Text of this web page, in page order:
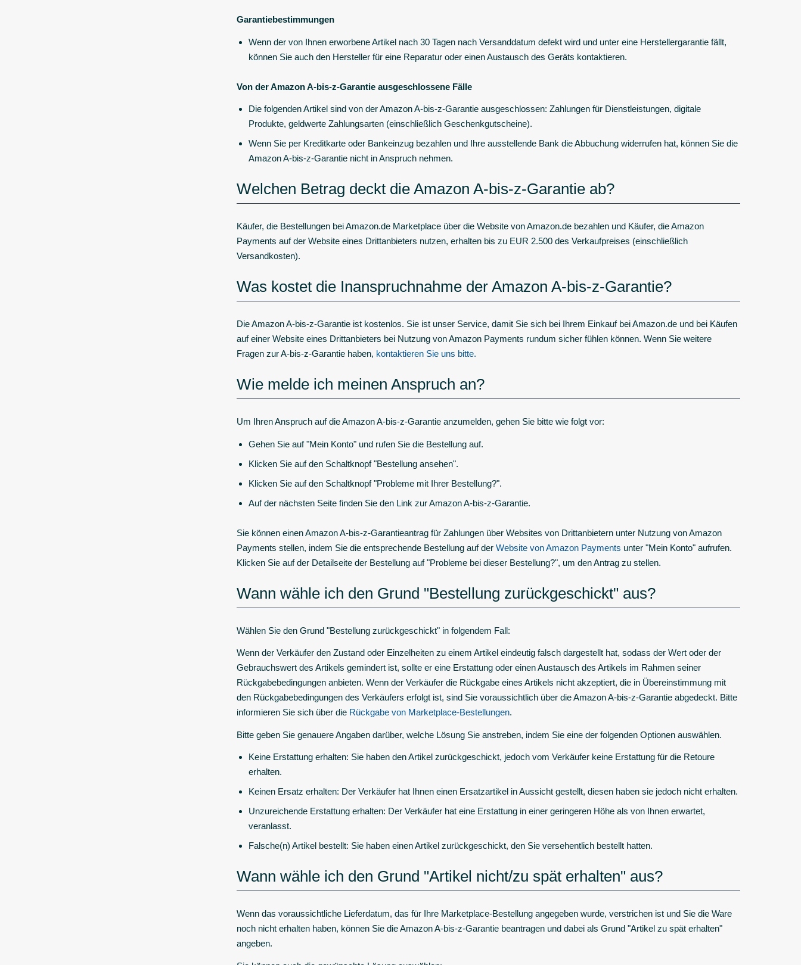
Garantiebestimmungen
Wenn der von Ihnen erworbene Artikel nach 30 Tagen nach Versanddatum defekt wird und unter eine Herstellergarantie fällt,
können Sie auch den Hersteller für eine Reparatur oder einen Austausch des Geräts kontaktieren.
Von der Amazon A-bis-z-Garantie ausgeschlossene Fälle
Die folgenden Artikel sind von der Amazon A-bis-z-Garantie ausgeschlossen: Zahlungen für Dienstleistungen, digitale
Produkte, geldwerte Zahlungsarten (einschließlich Geschenkgutscheine).
Wenn Sie per Kreditkarte oder Bankeinzug bezahlen und Ihre ausstellende Bank die Abbuchung widerrufen hat, können Sie die
Amazon A-bis-z-Garantie nicht in Anspruch nehmen.
Welchen Betrag deckt die Amazon A-bis-z-Garantie ab?
Käufer, die Bestellungen bei Amazon.de Marketplace über die Website von Amazon.de bezahlen und Käufer, die Amazon
Payments auf der Website eines Drittanbieters nutzen, erhalten bis zu EUR 2.500 des Verkaufpreises (einschließlich
Versandkosten).
Was kostet die Inanspruchnahme der Amazon A-bis-z-Garantie?
Die Amazon A-bis-z-Garantie ist kostenlos. Sie ist unser Service, damit Sie sich bei Ihrem Einkauf bei Amazon.de und bei Käufen
auf einer Website eines Drittanbieters bei Nutzung von Amazon Payments rundum sicher fühlen können. Wenn Sie weitere
Fragen zur A-bis-z-Garantie haben, kontaktieren Sie uns bitte.
Wie melde ich meinen Anspruch an?
Um Ihren Anspruch auf die Amazon A-bis-z-Garantie anzumelden, gehen Sie bitte wie folgt vor:
Gehen Sie auf "Mein Konto" und rufen Sie die Bestellung auf.
Klicken Sie auf den Schaltknopf "Bestellung ansehen".
Klicken Sie auf den Schaltknopf "Probleme mit Ihrer Bestellung?".
Auf der nächsten Seite finden Sie den Link zur Amazon A-bis-z-Garantie.
Sie können einen Amazon A-bis-z-Garantieantrag für Zahlungen über Websites von Drittanbietern unter Nutzung von Amazon
Payments stellen, indem Sie die entsprechende Bestellung auf der Website von Amazon Payments unter "Mein Konto" aufrufen.
Klicken Sie auf der Detailseite der Bestellung auf "Probleme bei dieser Bestellung?", um den Antrag zu stellen.
Wann wähle ich den Grund "Bestellung zurückgeschickt" aus?
Wählen Sie den Grund "Bestellung zurückgeschickt" in folgendem Fall:
Wenn der Verkäufer den Zustand oder Einzelheiten zu einem Artikel eindeutig falsch dargestellt hat, sodass der Wert oder der
Gebrauchswert des Artikels gemindert ist, sollte er eine Erstattung oder einen Austausch des Artikels im Rahmen seiner
Rückgabebedingungen anbieten. Wenn der Verkäufer die Rückgabe eines Artikels nicht akzeptiert, die in Übereinstimmung mit
den Rückgabebedingungen des Verkäufers erfolgt ist, sind Sie voraussichtlich über die Amazon A-bis-z-Garantie abgedeckt. Bitte
informieren Sie sich über die Rückgabe von Marketplace-Bestellungen.
Bitte geben Sie genauere Angaben darüber, welche Lösung Sie anstreben, indem Sie eine der folgenden Optionen auswählen.
Keine Erstattung erhalten: Sie haben den Artikel zurückgeschickt, jedoch vom Verkäufer keine Erstattung für die Retoure
erhalten.
Keinen Ersatz erhalten: Der Verkäufer hat Ihnen einen Ersatzartikel in Aussicht gestellt, diesen haben sie jedoch nicht erhalten.
Unzureichende Erstattung erhalten: Der Verkäufer hat eine Erstattung in einer geringeren Höhe als von Ihnen erwartet,
veranlasst.
Falsche(n) Artikel bestellt: Sie haben einen Artikel zurückgeschickt, den Sie versehentlich bestellt hatten.
Wann wähle ich den Grund "Artikel nicht/zu spät erhalten" aus?
Wenn das voraussichtliche Lieferdatum, das für Ihre Marketplace-Bestellung angegeben wurde, verstrichen ist und Sie die Ware
noch nicht erhalten haben, können Sie die Amazon A-bis-z-Garantie beantragen und dabei als Grund "Artikel zu spät erhalten"
angeben.